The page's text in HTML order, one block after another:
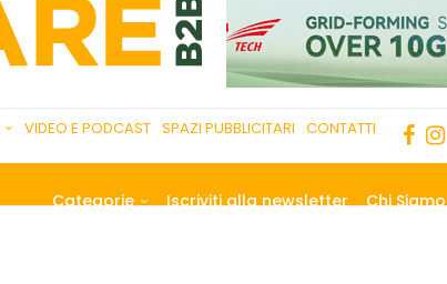
VIDEO E PODCAST SPAZI PUBBLICITARI CONTATTI
Categorie Iscriviti alla newsletter Chi Siamo